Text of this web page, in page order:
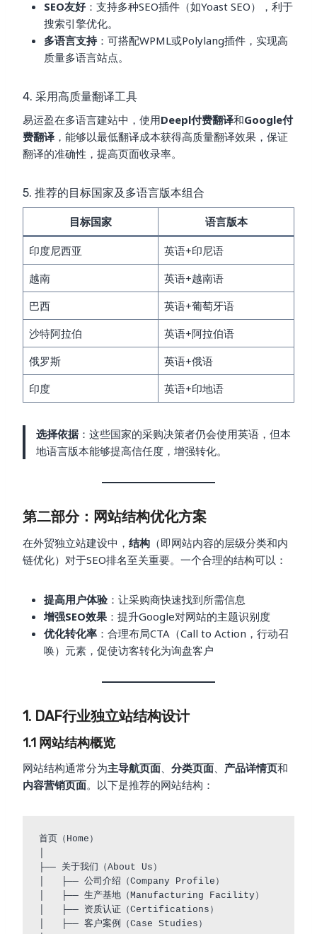
SEO友好：支持多种SEO插件（如Yoast SEO），利于
搜索引擎优化。
多语言支持：可搭配WPML或Polylang插件，实现高
质量多语言站点。
4. 采用高质量翻译工具
易运盈在多语言建站中，使用Deepl付费翻译和Google付
费翻译 ，能够以最低翻译成本获得高质量翻译效果，保证
翻译的准确性，提高页面收录率。
5. 推荐的目标国家及多语言版本组合
目标国家 语言版本
印度尼西亚
英语+印尼语
越南
英语+越南语
巴西
英语+葡萄牙语
沙特阿拉伯
英语+阿拉伯语
俄罗斯
英语+俄语
印度
英语+印地语
选择依据 ：这些国家的采购决策者仍会使用英语，但本
地语言版本能够提高信任度，增强转化。
第二部分：网站结构优化方案
在外贸独立站建设中， 结构 （即网站内容的层级分类和内
链优化）对于SEO排名至关重要。一个合理的结构可以：
提高用户体验：让采购商快速找到所需信息
增强SEO效果 ：提升Google对网站的主题识别度
优化转化率 ：合理布局CTA（Call to Action，行动召
唤）元素，促使访客转化为询盘客户
1. DAF行业独立站结构设计
1.1 网站结构概览
网站结构通常分为主导航页面、 分类页面、 产品详情页和
内容营销页面。以下是推荐的网站结构：
首页（Home）
├── 关于我们（About Us）
│   ├── 公司介绍（Company Profile）
│   ├── 生产基地（Manufacturing Facility）
│   ├── 资质认证（Certifications）
│   ├── 客户案例（Case Studies）